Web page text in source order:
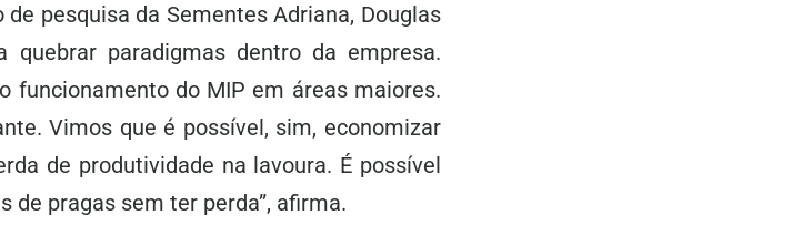
pesquisa da Sementes Adriana, Douglas
quebrar paradigmas dentro da empresa.
funcionamento do MIP em áreas maiores.
Vimos que é possível, sim, economizar
de produtividade na lavoura. É possível
de pragas sem ter perda”, afirma.